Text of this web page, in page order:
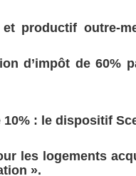
productif outre-
d’impôt de 60%
: le dispositif
les logements
».